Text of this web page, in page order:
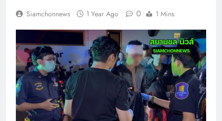
Siamchonnews 1 Year Ago 0 1 Mins